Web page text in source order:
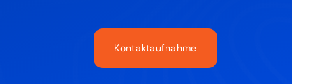
Kontaktaufnahme